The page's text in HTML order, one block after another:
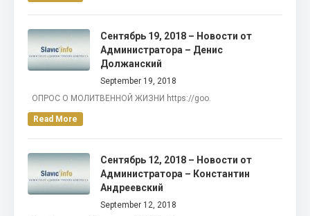
Сентябрь 19, 2018 – Новости от
Администратора – Денис
Должанский
September 19, 2018
ОПРОС О МОЛИТВЕННОЙ ЖИЗНИ https://goo.
Read More
Сентябрь 12, 2018 – Новости от
Администратора – Константин
Андреевский
September 12, 2018